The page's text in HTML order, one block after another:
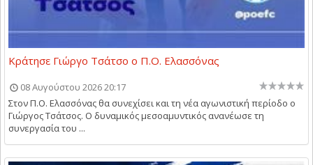
Κράτησε Γιώργο Τσάτσο ο Π.Ο. Ελασσόνας
08 Αυγούστου 2026 20:17
Στον Π.Ο. Ελασσόνας θα συνεχίσει και τη νέα αγωνιστική περίοδο ο
Γιώργος Τσάτσος. Ο δυναμικός μεσοαμυντικός ανανέωσε τη
συνεργασία του ...